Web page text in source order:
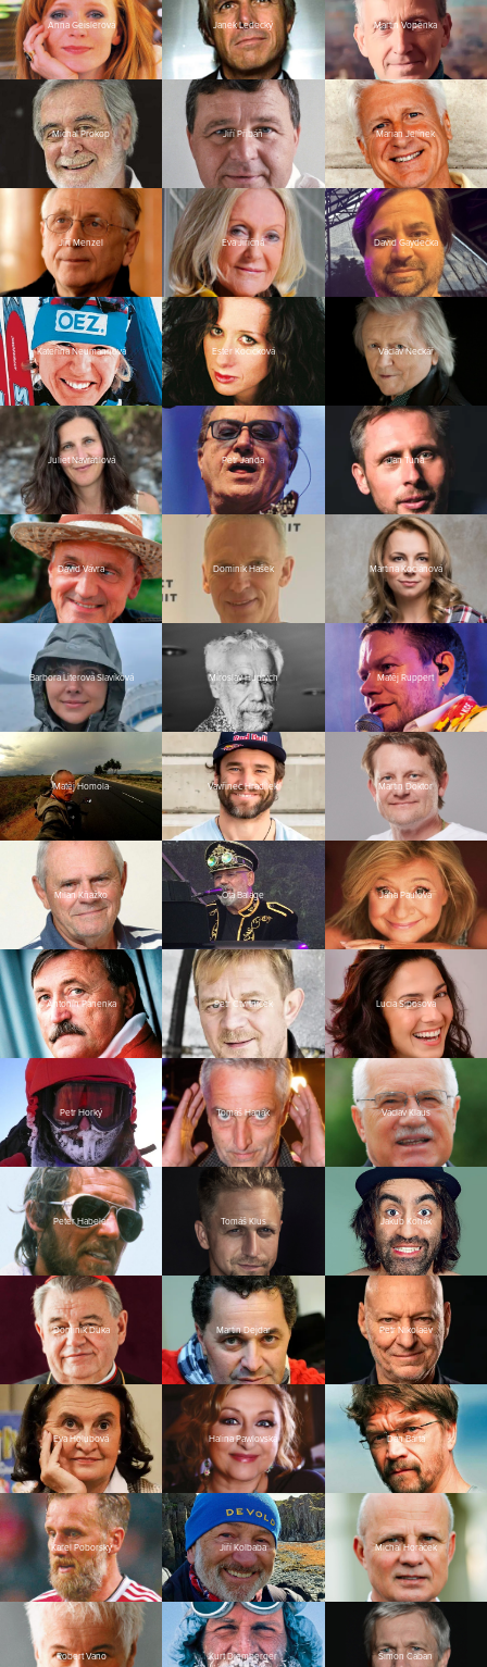
Anna Geislerová Janek Ledecký Martin Vopěnka
Michal Prokop Jiří Přibáň Marian Jelínek
Jiří Menzel Eva Jiřičná David Gaydečka
Kateřina Neumannová Ester Kočičková Václav Neckář
Juliet Navrátilová Petr Janda Jan Tuna
David Vávra Dominik Hašek Martina Kociánová
Barbora Literová Slavíková Miroslav Huptych Matěj Ruppert
Matěj Homola Vavřinec Hradilek Martin Doktor
Milan Kňažko Ota Balage Jana Paulová
Antonín Panenka Petr Čtvrtníček Lucia Siposová
Petr Horký Tomáš Hanák Václav Klaus
Peter Habeler Tomáš Klus Jakub Kohák
Dominik Duka Martin Dejdar Petr Nikolaev
Eva Holubová Halina Pawlovská Dan Bárta
Karel Poborský Jiří Kolbaba Michal Horáček
Robert Vano Kurt Diemberger Šimon Caban